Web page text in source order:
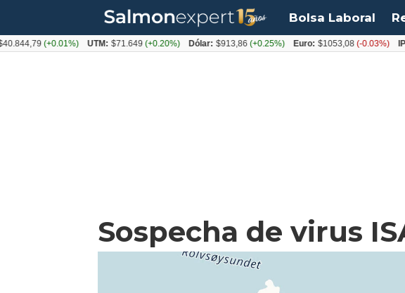
Bolsa Laboral
Sospecha de virus
(+0.01%) UTM: $71.649(+0.20%) Dólar: $913,86(+0.25%) Euro: $1053,08(-0.03%) IPC: -